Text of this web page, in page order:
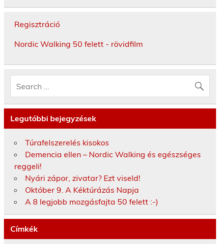
Regisztráció
Nordic Walking 50 felett - rövidfilm
Legutóbbi bejegyzések
Túrafelszerelés kisokos
Demencia ellen – Nordic Walking és egészséges
reggeli!
Nyári zápor, zivatar? Ezt viseld!
Október 9. A Kéktúrázás Napja
A 8 legjobb mozgásfajta 50 felett :-)
Címkék